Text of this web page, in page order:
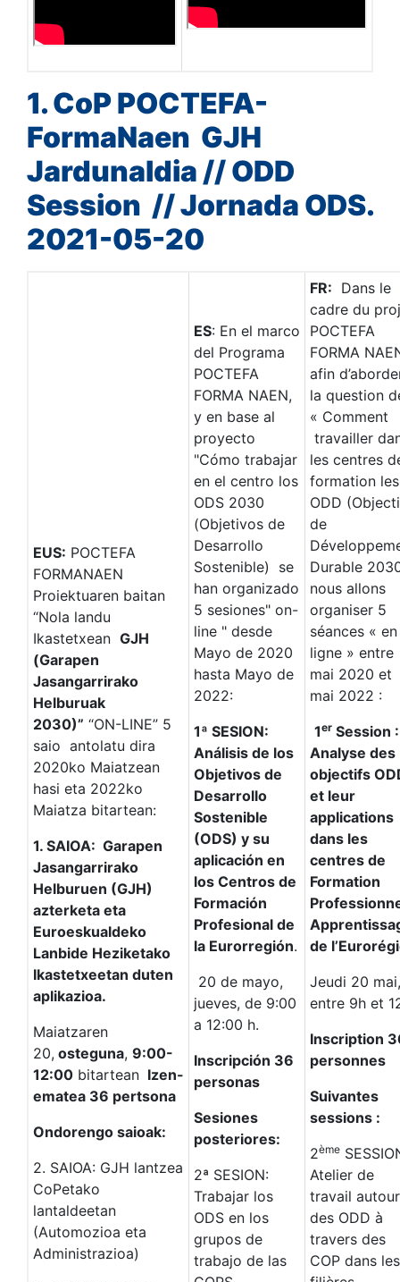
1. CoP POCTEFA-
FormaNaen GJH
Jardunaldia // ODD
Session // Jornada ODS.
2021-05-20
EUS: POCTEFA
FORMANAEN
Proiektuaren baitan
“Nola landu
Ikastetxean GJH
(Garapen
Jasangarrirako
Helburuak
2030)” “ON-LINE” 5
saio antolatu dira
2020ko Maiatzean
hasi eta 2022ko
Maiatza bitartean:
1. SAIOA: Garapen
Jasangarrirako
Helburuen (GJH)
azterketa eta
Euroeskualdeko
Lanbide Heziketako
Ikastetxeetan duten
aplikazioa.
Maiatzaren
20, osteguna, 9:00-
12:00 bitartean Izen-
ematea 36 pertsona
Ondorengo saioak:
2. SAIOA: GJH lantzea
CoPetako
lantaldeetan
(Automozioa eta
Administrazioa)
ES: En el marco
del Programa
POCTEFA
FORMA NAEN,
y en base al
proyecto
"Cómo trabajar
en el centro los
ODS 2030
(Objetivos de
Desarrollo
Sostenible) se
han organizado
5 sesiones" on-
line " desde
Mayo de 2020
hasta Mayo de
2022:
1ª SESION:
Análisis de los
Objetivos de
Desarrollo
Sostenible
(ODS) y su
aplicación en
los Centros de
Formación
Profesional de
la Eurorregión.
20 de mayo,
jueves, de 9:00
a 12:00 h.
Inscripción 36
personas
Sesiones
posteriores:
2ª SESION:
Trabajar los
ODS en los
grupos de
trabajo de las
FR: Dans le
cadre du
POCTEFA
FORMA
afin
la question
« Comment
travailler
les centres
formation les
ODD
de
Durable
nous allons
organiser 5
séances « en
ligne » entre
mai 2020 et
mai 2022 :
1er Session :
Analyse des
objectifs
et leur
applications
dans les
centres de
Formation
de
Jeudi 20 mai,
entre 9h et
Inscription
personnes
Suivantes
sessions :
2ème
Atelier de
travail autour
des ODD à
travers des
COP dans les